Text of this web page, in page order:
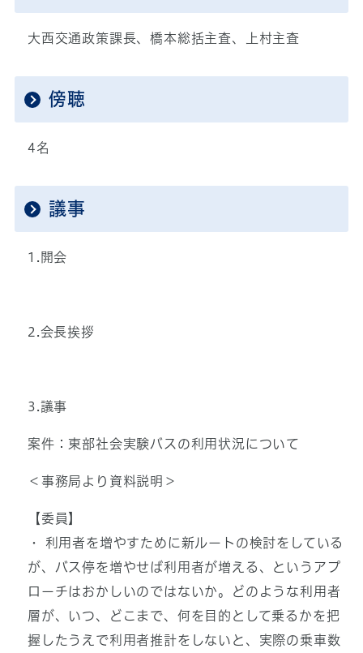
大西交通政策課長、橋本総括主査、上村主査
傍聴
4名
議事
1.開会
2.会長挨拶
3.議事
案件：東部社会実験バスの利用状況について
＜事務局より資料説明＞
【委員】
・ 利用者を増やすために新ルートの検討をしている
が、バス停を増やせば利用者が増える、というアプ
ローチはおかしいのではないか。どのような利用者
層が、いつ、どこまで、何を目的として乗るかを把
握したうえで利用者推計をしないと、実際の乗車数